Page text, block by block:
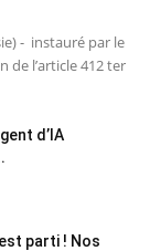
- instauré par le
de l’article 412 ter
d’IA
parti ! Nos